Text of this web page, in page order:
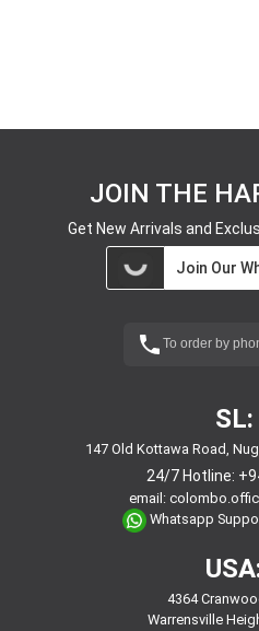
JOIN THE
Get New Arrivals and
Join Our
To order by
SL:
147 Old Kottawa Road,
24/7 Hotline:
email:
Whatsapp
4364
Warrensville